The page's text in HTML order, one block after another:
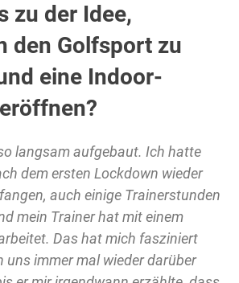
zu der Idee,
den Golfsport zu
eine Indoor-
langsam aufgebaut. Ich hatte
dem ersten Lockdown wieder
auch einige Trainerstunden
mein Trainer hat mit einem
Das hat mich fasziniert
uns immer mal wieder darüber